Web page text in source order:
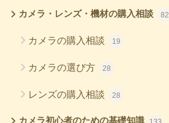
カメラ・レンズ・機材の購入相談 82
カメラの購入相談 19
カメラの選び方 28
レンズの購入相談 28
カメラ初心者のための基礎知識